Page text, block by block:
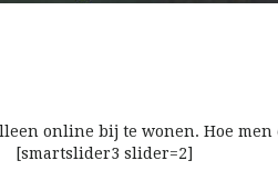
online bij te wonen. Hoe
[smartslider3 slider=2]